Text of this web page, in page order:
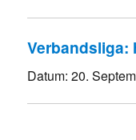
Verbandsliga:
Datum:20.